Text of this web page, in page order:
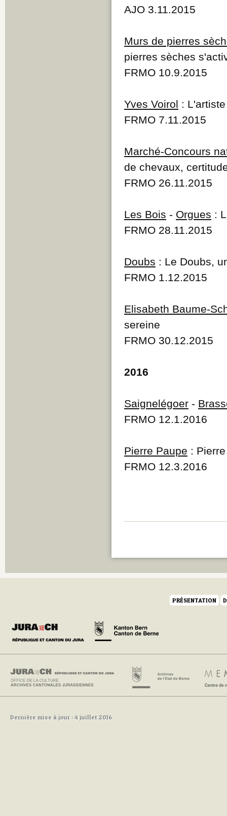
AJO 3.11.2015
Murs de pierres
pierres sèches
FRMO 10.9.2015
Yves Voirol :
FRMO 7.11.2015
Marché-Concours
de chevaux,
FRMO 26.11.2015
Les Bois - Orgues :
FRMO 28.11.2015
Doubs : Le Doubs,
FRMO 1.12.2015
Elisabeth Baume-
sereine
FRMO 30.12.2015
2016
Saignelégoer -
FRMO 12.1.2016
Pierre Paupe :
FRMO 12.3.2016
PRÉSENTATION
Dernière mise à jour : 4 juillet 2016